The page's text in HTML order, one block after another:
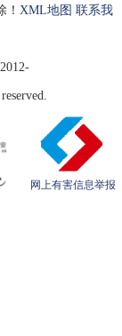
XML地图 联系我
网上有害信息举报